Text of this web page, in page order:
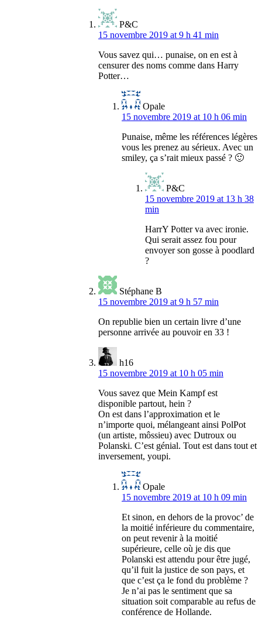
P&C
15 novembre 2019 at 9 h 41 min
Vous savez qui… punaise, on en est à
censurer des noms comme dans Harry
Potter…
Opale
15 novembre 2019 at 10 h 06 min
Punaise, même les références légères
vous les prenez au sérieux. Avec un
smiley, ça s’rait mieux passé ? 🙂
P&C
15 novembre 2019 at 13 h 38
min
HarrY Potter va avec ironie.
Qui serait assez fou pour
envoyer son gosse à poodlard
?
Stéphane B
15 novembre 2019 at 9 h 57 min
On republie bien un certain livre d’une
personne arrivée au pouvoir en 33 !
h16
15 novembre 2019 at 10 h 05 min
Vous savez que Mein Kampf est
disponible partout, hein ?
On est dans l’approximation et le
n’importe quoi, mélangeant ainsi PolPot
(un artiste, môssieu) avec Dutroux ou
Polanski. C’est génial. Tout est dans tout et
inversement, youpi.
Opale
15 novembre 2019 at 10 h 09 min
Et sinon, en dehors de la provoc’ de
la moitié inférieure du commentaire,
on peut revenir à la moitié
supérieure, celle où je dis que
Polanski est attendu pour être jugé,
qu’il fuit la justice de son pays, et
que c’est ça le fond du problème ?
Je n’ai pas le sentiment que sa
situation soit comparable au refus de
conférence de Hollande.